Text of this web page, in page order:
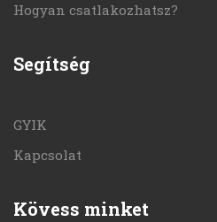
Hogyan csatlakozhatsz?
Segítség
GYIK
Kapcsolat
Kövess minket